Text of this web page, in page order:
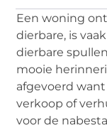
Een woning
dierbare, is
dierbare
mooie
afgevoerd
verkoop of
voor de